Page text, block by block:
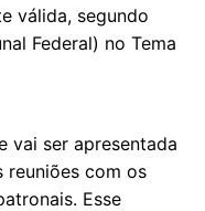
válida, segundo
Federal) no Tema
vai ser apresentada
reuniões com os
Esse